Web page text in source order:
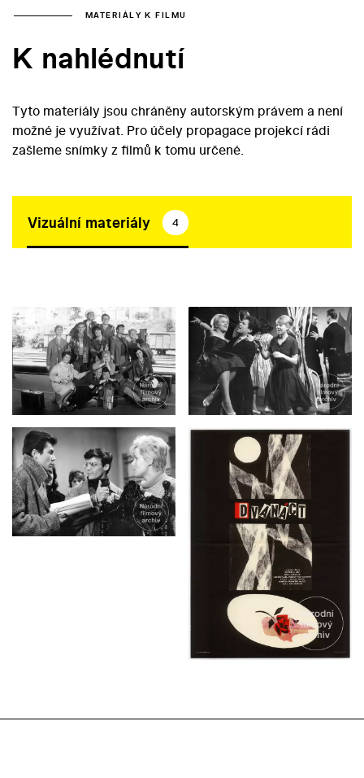
MATERIÁLY K FILMU
K nahlédnutí
Tyto materiály jsou chráněny autorským právem a není
možné je využívat. Pro účely propagace projekcí rádi
zašleme snímky z filmů k tomu určené.
Vizuální materiály 4